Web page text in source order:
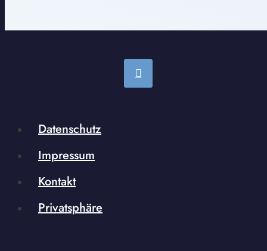
Datenschutz
Impressum
Kontakt
Privatsphäre